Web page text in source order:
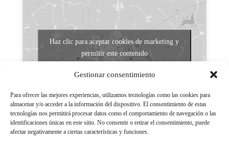
Gestionar consentimiento
Para ofrecer las mejores experiencias, utilizamos tecnologías como las cookies para
almacenar y/o acceder a la información del dispositivo. El consentimiento de estas
tecnologías nos permitirá procesar datos como el comportamiento de navegación o las
identificaciones únicas en este sitio. No consentir o retirar el consentimiento, puede
afectar negativamente a ciertas características y funciones.
Haz clic para aceptar cookies de marketing y
permitir este contenido
Aviso legal